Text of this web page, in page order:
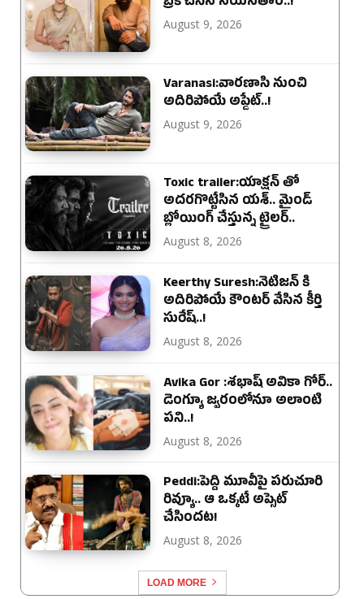
August 9, 2026
Varanasi:వారణాసి నుంచి
అదిరిపోయే అప్డేట్..!
August 9, 2026
Toxic trailer:యాక్షన్ తో
అదరగొట్టేసిన యశ్.. మైండ్
బ్లోయింగ్ చేస్తున్న ట్రైలర్..
August 8, 2026
Keerthy Suresh:నెటిజన్ కి
అదిరిపోయే కౌంటర్ వేసిన కీర్తి
సురేష్..!
August 8, 2026
Avika Gor :శభాష్ అవికా గోర్‌..
డెంగ్యూ జ్వరంలోనూ అలాంటి
పని..!
August 8, 2026
Peddi:పెద్ది మూవీపై పరుచూరి
రివ్యూ.. ఆ ఒక్కటే అప్సెట్
చేసిందట!
August 8, 2026
LOAD MORE